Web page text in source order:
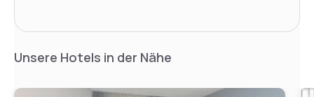
Unsere Hotels in der Nähe